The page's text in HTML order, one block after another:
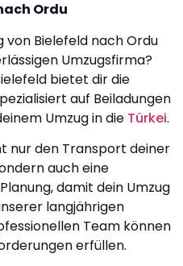
Ordu
von Bielefeld nach Ordu
Umzugsfirma?
bietet dir die
auf Beiladungen
Umzug in die Türkei.
nur den Transport deiner
auch eine
damit dein Umzug
langjährigen
Team können
erfüllen.